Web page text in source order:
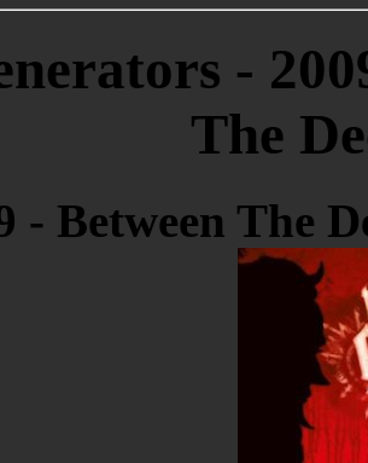
-
The
- Between The